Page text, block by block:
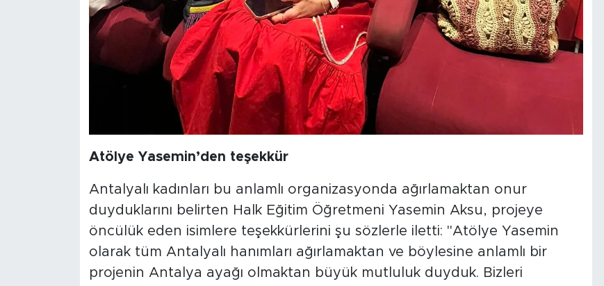
​Atölye Yasemin’den teşekkür
​Antalyalı kadınları bu anlamlı organizasyonda ağırlamaktan onur
duyduklarını belirten Halk Eğitim Öğretmeni Yasemin Aksu, projeye
öncülük eden isimlere teşekkürlerini şu sözlerle iletti: "Atölye Yasemin
olarak tüm Antalyalı hanımları ağırlamaktan ve böylesine anlamlı bir
projenin Antalya ayağı olmaktan büyük mutluluk duyduk. Bizleri